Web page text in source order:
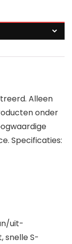
Alleen
onder
Specificaties:
uit-
snelle S-